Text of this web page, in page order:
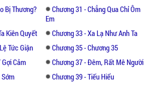
một đôi bàn tay mò vào bên
của cô, xoa nhẹ làn da thịt
cô, sau đó một đêm kiều
Bị Thương?
Chương 31 - Chẳng Qua Chỉ Ôm
Em
Kiên Quyết
Chương 33 - Xa Lạ Như Anh Ta
Tức Giận
Chương 35 - Chương 35
Cảm
Chương 37 - Đêm, Rất Mê Người
Chương 39 - Tiếu Hiểu